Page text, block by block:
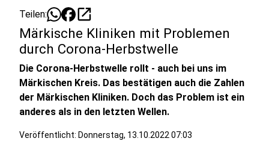
Teilen: open_in_new
Märkische Kliniken mit Problemen
durch Corona-Herbstwelle
Die Corona-Herbstwelle rollt - auch bei uns im
Märkischen Kreis. Das bestätigen auch die Zahlen
der Märkischen Kliniken. Doch das Problem ist ein
anderes als in den letzten Wellen.
Veröffentlicht: Donnerstag, 13.10.2022 07:03